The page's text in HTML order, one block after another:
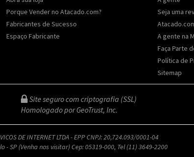
Porque Vender no Atacado.com?
Fabricantes de Sucesso
Espaço Fabricante
Seja uma
A gente na
Faça Parte
Política de
Sitemap
Site seguro com criptografia (SSL)
Homologado por GeoTrust, Inc.
DE INTERNET LTDA - EPP CNPJ: 20,724.093/0001-04
- SP (Venha nos visitar) Cep: 05319-000, Tel (11) 3649-2200